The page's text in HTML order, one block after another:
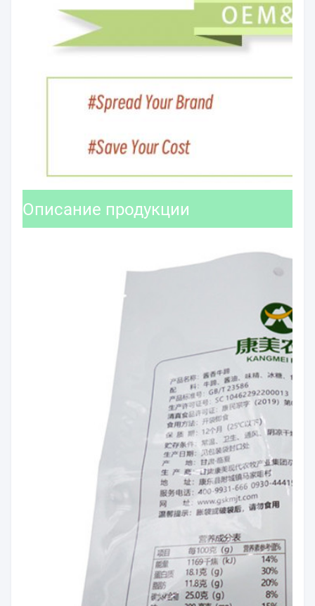
Описание продукции